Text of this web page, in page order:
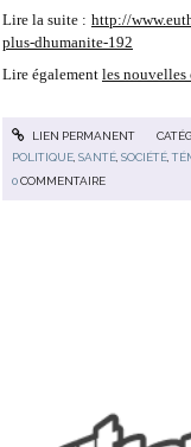
Lire la suite : http://
plus-dhumanite-192
Lire également les nouvelles
LIEN PERMANENT
POLITIQUE,SANTÉ,SOCIÉTÉ,
0COMMENTAIRE